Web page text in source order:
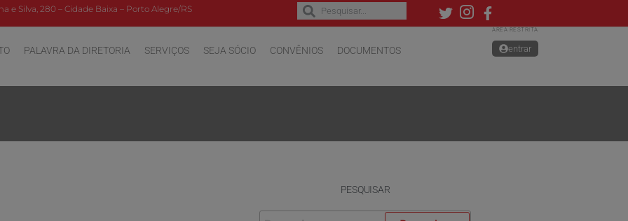
e Silva, 280 – Cidade Baixa – Porto Alegre/RS
PALAVRA DA DIRETORIA SERVIÇOS SEJA SÓCIO CONVÊNIOS DOCUMENTOS
ÁREA RESTRITA
entrar
PESQUISAR